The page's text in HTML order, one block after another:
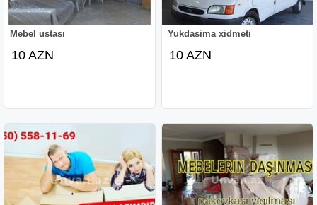
Mebel ustası
10 AZN
Yukdasima xidmeti
10 AZN